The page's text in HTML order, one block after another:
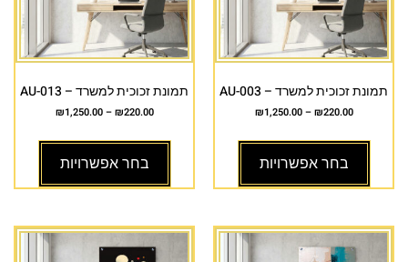
תמונת זכוכית למשרד – AU-003
₪220.00
–
₪1,250.00
בחר אפשרויות
תמונת זכוכית למשרד – AU-013
₪220.00
–
₪1,250.00
בחר אפשרויות